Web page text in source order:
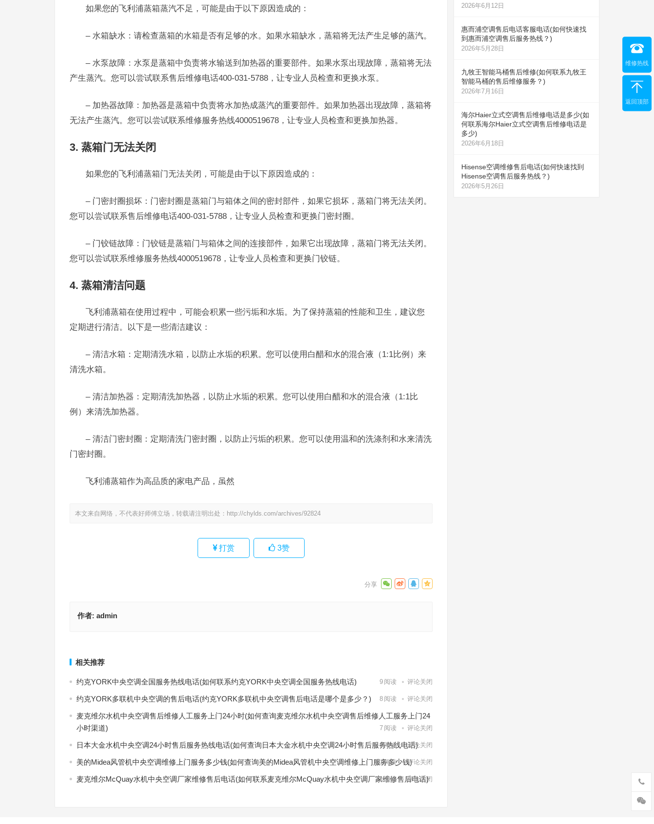
如果您的飞利浦蒸箱蒸汽不足，可能是由于以下原因造成的：
– 水箱缺水：请检查蒸箱的水箱是否有足够的水。如果水箱缺水，蒸箱将无法产生足够的蒸汽。
– 水泵故障：水泵是蒸箱中负责将水输送到加热器的重要部件。如果水泵出现故障，蒸箱将无法
产生蒸汽。您可以尝试联系售后维修电话400-031-5788，让专业人员检查和更换水泵。
– 加热器故障：加热器是蒸箱中负责将水加热成蒸汽的重要部件。如果加热器出现故障，蒸箱将
无法产生蒸汽。您可以尝试联系维修服务热线4000519678，让专业人员检查和更换加热器。
3. 蒸箱门无法关闭
如果您的飞利浦蒸箱门无法关闭，可能是由于以下原因造成的：
– 门密封圈损坏：门密封圈是蒸箱门与箱体之间的密封部件，如果它损坏，蒸箱门将无法关闭。
您可以尝试联系售后维修电话400-031-5788，让专业人员检查和更换门密封圈。
– 门铰链故障：门铰链是蒸箱门与箱体之间的连接部件，如果它出现故障，蒸箱门将无法关闭。
您可以尝试联系维修服务热线4000519678，让专业人员检查和更换门铰链。
4. 蒸箱清洁问题
飞利浦蒸箱在使用过程中，可能会积累一些污垢和水垢。为了保持蒸箱的性能和卫生，建议您
定期进行清洁。以下是一些清洁建议：
– 清洁水箱：定期清洗水箱，以防止水垢的积累。您可以使用白醋和水的混合液（1:1比例）来
清洗水箱。
– 清洁加热器：定期清洗加热器，以防止水垢的积累。您可以使用白醋和水的混合液（1:1比
例）来清洗加热器。
– 清洁门密封圈：定期清洗门密封圈，以防止污垢的积累。您可以使用温和的洗涤剂和水来清洗
门密封圈。
飞利浦蒸箱作为高品质的家电产品，虽然
本文来自网络，不代表好师傅立场，转载请注明出处： http://chylds.com/archives/92824
打赏 3赞
作者: admin
相关推荐
约克YORK中央空调全国服务热线电话(如何联系约克YORK中央空调全国服务热线电话) 9 阅读 评论关闭
约克YORK多联机中央空调的售后电话(约克YORK多联机中央空调售后电话是哪个是多少？) 8 阅读 评论关闭
麦克维尔水机中央空调售后维修人工服务上门24小时(如何查询麦克维尔水机中央空调售后维修人工服务上门24
小时渠道)
7 阅读 评论关闭
日本大金水机中央空调24小时售后服务热线电话(如何查询日本大金水机中央空调24小时售后服务热线电话)
8阅读 评论关闭
美的Midea风管机中央空调维修上门服务多少钱(如何查询美的Midea风管机中央空调维修上门服务多少钱)
11阅读 评论关闭
麦克维尔McQuay水机中央空调厂家维修售后电话(如何联系麦克维尔McQuay水机中央空调厂家维修售后电话)
11阅读 评论关闭
2026年6月12日
惠而浦空调售后电话客服电话(如何快速找
到惠而浦空调售后服务热线？)
2026年5月28日
九牧王智能马桶售后维修(如何联系九牧王
智能马桶的售后维修服务？)
2026年7月16日
海尔Haier立式空调售后维修电话是多少(如
何联系海尔Haier立式空调售后维修电话是
多少)
2026年6月18日
Hisense空调维修售后电话(如何快速找到
Hisense空调售后服务热线？)
2026年5月26日
维修热线
返回顶部